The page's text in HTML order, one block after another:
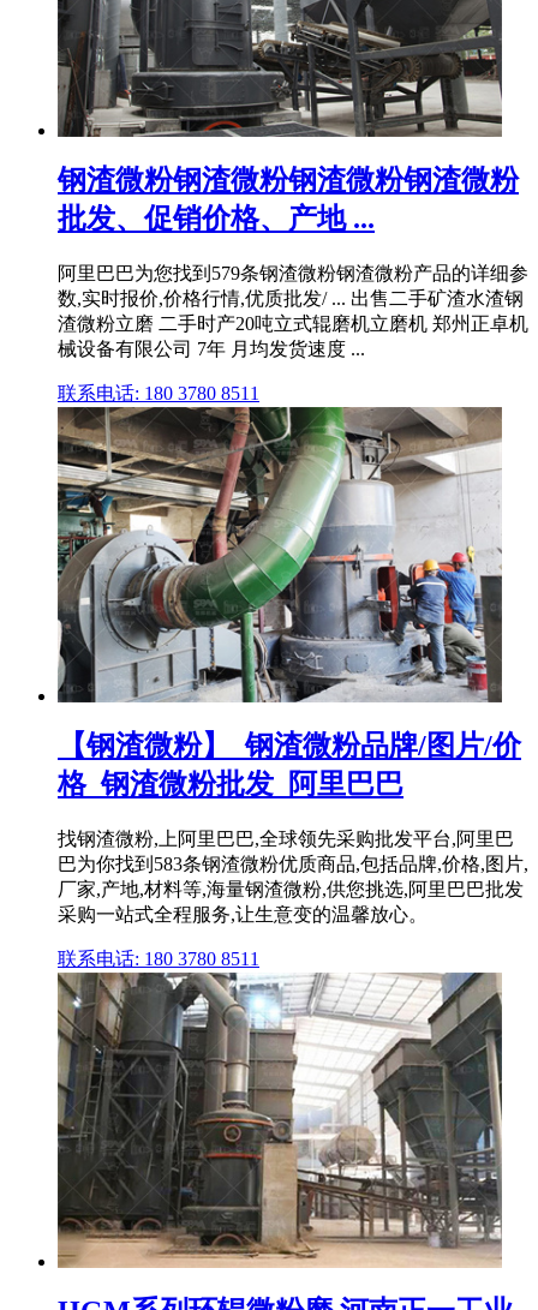
钢渣微粉钢渣微粉钢渣微粉钢渣微粉
批发、促销价格、产地 ...
阿里巴巴为您找到579条钢渣微粉钢渣微粉产品的详细参
数,实时报价,价格行情,优质批发/ ... 出售二手矿渣水渣钢
渣微粉立磨 二手时产20吨立式辊磨机立磨机 郑州正卓机
械设备有限公司 7年 月均发货速度 ...
联系电话: 180 3780 8511
【钢渣微粉】_钢渣微粉品牌/图片/价
格_钢渣微粉批发_阿里巴巴
找钢渣微粉,上阿里巴巴,全球领先采购批发平台,阿里巴
巴为你找到583条钢渣微粉优质商品,包括品牌,价格,图片,
厂家,产地,材料等,海量钢渣微粉,供您挑选,阿里巴巴批发
采购一站式全程服务,让生意变的温馨放心。
联系电话: 180 3780 8511